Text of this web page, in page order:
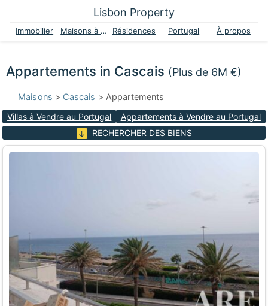
Lisbon Property
Immobilier Maisons à vendre Résidences Portugal À propos
Appartements in Cascais (Plus de 6M €)
Maisons > Cascais > Appartements
Villas à Vendre au Portugal
Appartements à Vendre au Portugal
RECHERCHER DES BIENS